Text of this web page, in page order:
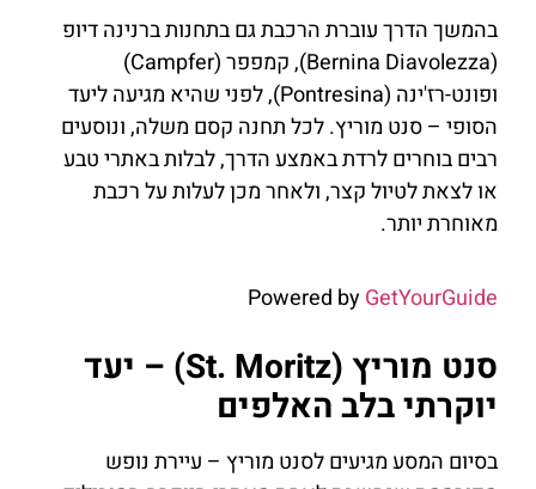
בהמשך הדרך עוברת הרכבת גם בתחנות ברנינה דיופ
(Bernina Diavolezza), קמפפר (Campfer)
ופונט-רז'ינה (Pontresina), לפני שהיא מגיעה ליעד
הסופי – סנט מוריץ. לכל תחנה קסם משלה, ונוסעים
רבים בוחרים לרדת באמצע הדרך, לבלות באתרי טבע
או לצאת לטיול קצר, ולאחר מכן לעלות על רכבת
מאוחרת יותר.
Powered byGetYourGuide
סנט מוריץ (St. Moritz) – יעד
יוקרתי בלב האלפים
בסיום המסע מגיעים לסנט מוריץ – עיירת נופש